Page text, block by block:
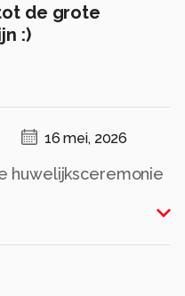
de grote
:)
16 mei, 2026
huwelijksceremonie